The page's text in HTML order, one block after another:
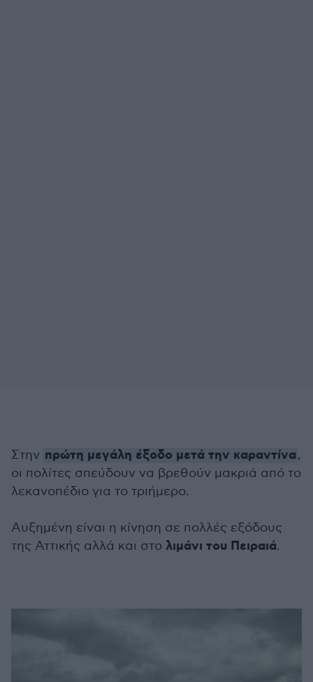
Στην πρώτη μεγάλη έξοδο μετά την καραντίνα,
οι πολίτες σπεύδουν να βρεθούν μακριά από το
λεκανοπέδιο για το τριήμερο.
Αυξημένη είναι η κίνηση σε πολλές εξόδους
της Αττικής αλλά και στο λιμάνι του Πειραιά.